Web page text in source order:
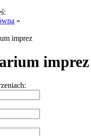
»
imprez
imprez